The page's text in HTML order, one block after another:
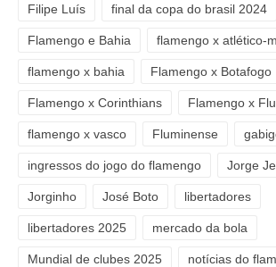
Filipe Luís final da copa do brasil 2024
Flamengo e Bahia flamengo x atlético-
flamengo x bahia Flamengo x Botafogo
Flamengo x Corinthians Flamengo x
flamengo x vasco Fluminense
ingressos do jogo do flamengo Jorge
Jorginho José Boto libertadores
libertadores 2025 mercado da bola
Mundial de clubes 2025 notícias do